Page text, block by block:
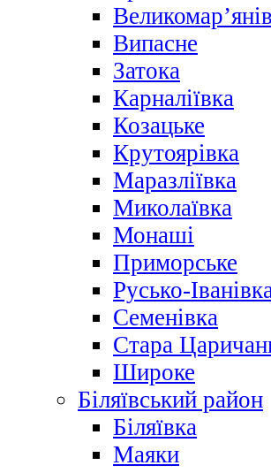
Випасне
Затока
Карналіївка
Козацьке
Крутоярівка
Маразліївка
Миколаївка
Монаші
Приморське
Русько-
Семенівка
Стара
Широке
Біляївський район
Біляївка
Маяки